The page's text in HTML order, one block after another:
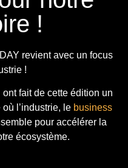
!
revient avec un focus
!
fait de cette édition un
l’industrie, le business
pour accélérer la
écosystème.